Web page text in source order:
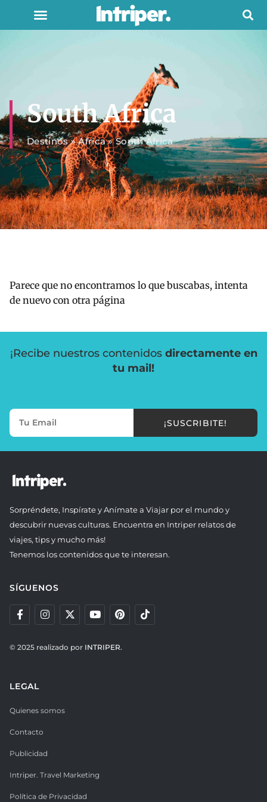
South Africa
Destinos»Africa»South Africa
Parece que no encontramos lo que buscabas, intenta
de nuevo con otra página
¡Recibe nuestros contenidos directamente en
tu mail!
¡SUSCRIBITE!
Sorpréndete, Inspírate y Anímate a Viajar por el mundo y
descubrir nuevas culturas. Encuentra en Intriper relatos de
viajes, tips y mucho más!
Tenemos los contenidos que te interesan.
SÍGUENOS
© 2025 realizado por INTRIPER.
LEGAL
Quienes somos
Contacto
Publicidad
Intriper. Travel Marketing
Política de Privacidad